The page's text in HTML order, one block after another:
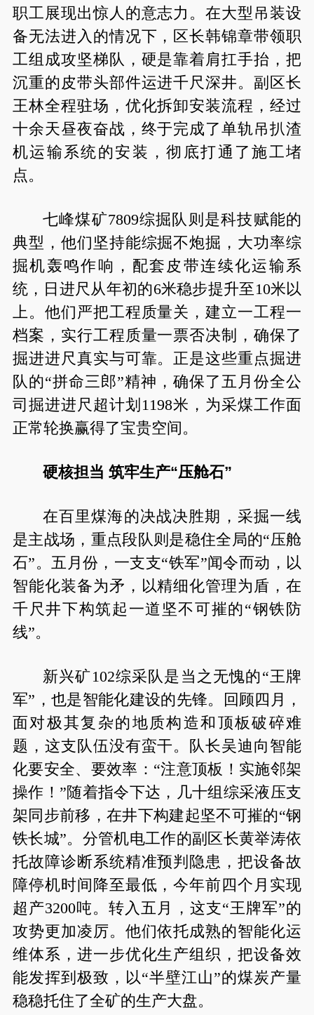
职工展现出惊人的意志力。在大型吊装设
备无法进入的情况下，区长韩锦章带领职
工组成攻坚梯队，硬是靠着肩扛手抬，把
沉重的皮带头部件运进千尺深井。副区长
王林全程驻场，优化拆卸安装流程，经过
十余天昼夜奋战，终于完成了单轨吊扒渣
机运输系统的安装，彻底打通了施工堵
点。
七峰煤矿7809综掘队则是科技赋能的
典型，他们坚持能综掘不炮掘，大功率综
掘机轰鸣作响，配套皮带连续化运输系
统，日进尺从年初的6米稳步提升至10米以
上。他们严把工程质量关，建立一工程一
档案，实行工程质量一票否决制，确保了
掘进进尺真实与可靠。正是这些重点掘进
队的“拼命三郎”精神，确保了五月份全公
司掘进进尺超计划1198米，为采煤工作面
正常轮换赢得了宝贵空间。
硬核担当 筑牢生产“压舱石”
在百里煤海的决战决胜期，采掘一线
是主战场，重点段队则是稳住全局的“压舱
石”。五月份，一支支“铁军”闻令而动，以
智能化装备为矛，以精细化管理为盾，在
千尺井下构筑起一道坚不可摧的“钢铁防
线”。
新兴矿102综采队是当之无愧的“王牌
军”，也是智能化建设的先锋。回顾四月，
面对极其复杂的地质构造和顶板破碎难
题，这支队伍没有蛮干。队长吴迪向智能
化要安全、要效率：“注意顶板！实施邻架
操作！”随着指令下达，几十组综采液压支
架同步前移，在井下构建起坚不可摧的“钢
铁长城”。分管机电工作的副区长黄举涛依
托故障诊断系统精准预判隐患，把设备故
障停机时间降至最低，今年前四个月实现
超产3200吨。转入五月，这支“王牌军”的
攻势更加凌厉。他们依托成熟的智能化运
维体系，进一步优化生产组织，把设备效
能发挥到极致，以“半壁江山”的煤炭产量
稳稳托住了全矿的生产大盘。